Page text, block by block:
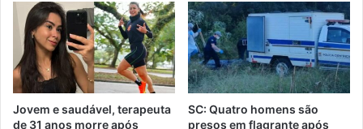
Jovem e saudável, terapeuta
de 31 anos morre após
SC: Quatro homens são
presos em flagrante após